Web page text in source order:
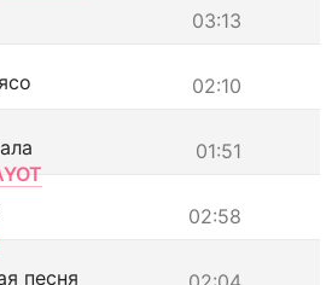
03:13
02:10
01:51
02:58
песня